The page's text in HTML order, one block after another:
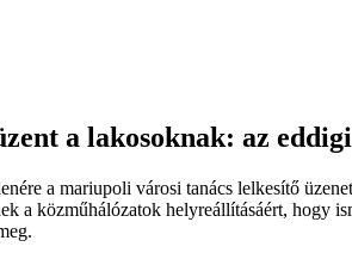
a lakosoknak: az
a mariupoli városi tanács lelkesítő
a közműhálózatok helyreállításáért, hogy